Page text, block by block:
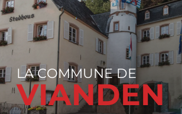
LA COMMUNE DE
VIANDEN